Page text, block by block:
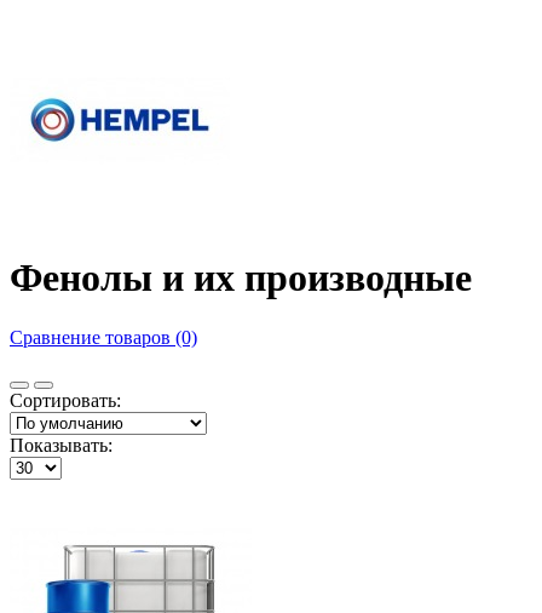
Фенолы и их производные
Сравнение товаров (0)
Сортировать:
Показывать: